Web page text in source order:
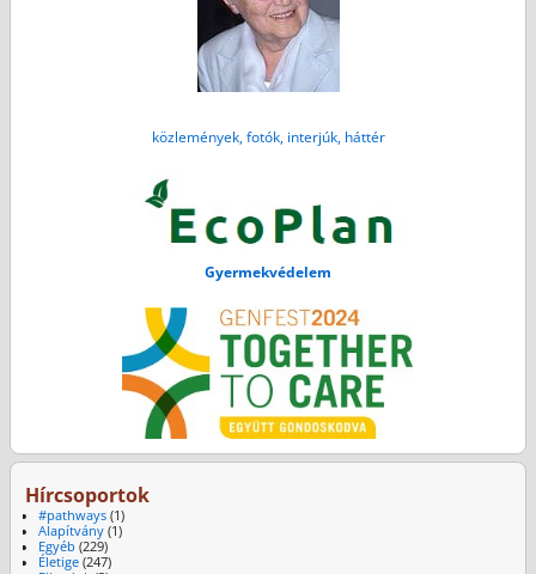
közlemények, fotók, interjúk, háttér
Gyermekvédelem
Hírcsoportok
#pathways(1)
Alapítvány(1)
Egyéb (229)
Életige(247)